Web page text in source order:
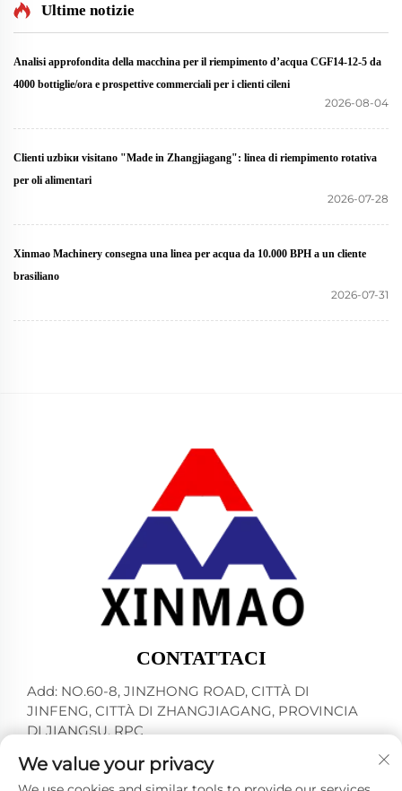
Ultime notizie
Analisi approfondita della macchina per il riempimento d’acqua CGF14-12-5 da
4000 bottiglie/ora e prospettive commerciali per i clienti cileni
2026-08-04
Clienti uzbiки visitano "Made in Zhangjiagang": linea di riempimento rotativa
per oli alimentari
2026-07-28
Xinmao Machinery consegna una linea per acqua da 10.000 BPH a un cliente
brasiliano
2026-07-31
CONTATTACI
Add: NO.60-8, JINZHONG ROAD, CITTÀ DI
JINFENG, CITTÀ DI ZHANGJIAGANG, PROVINCIA
DI JIANGSU, RPC
Tel: +86-13145032343
E-mail:[email protected]
We value your privacy